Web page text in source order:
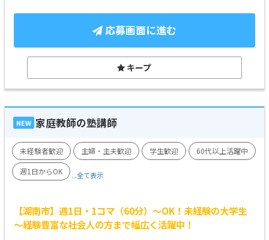
応募画面に進む
キープ
NEW 家庭教師の塾講師
未経験者歓迎 主婦・主夫歓迎 学生歓迎
60代以上活躍中
週1日からOK
...全て表示
【湖南市】週1日・1コマ（60分）～OK！未経験の大学生
～経験豊富な社会人の方まで幅広く活躍中！